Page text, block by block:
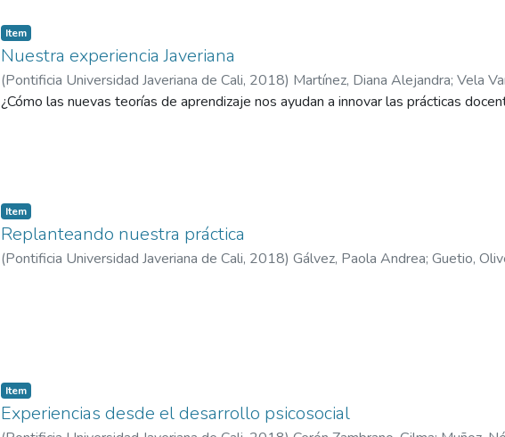
Item
Nuestra experiencia Javeriana
(Pontificia Universidad Javeriana de Cali, 2018) Martínez, Diana Alejandra; Vela
¿Cómo las nuevas teorías de aprendizaje nos ayudan a innovar las prácticas
Item
Replanteando nuestra práctica
(Pontificia Universidad Javeriana de Cali, 2018) Gálvez, Paola Andrea; Guetio,
Item
Experiencias desde el desarrollo psicosocial